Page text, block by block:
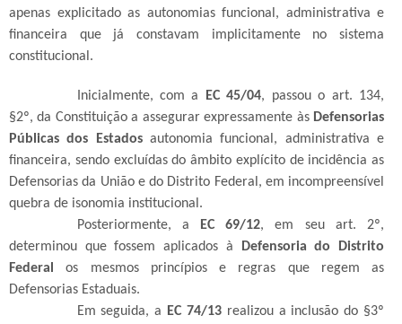
apenas explicitado as autonomias funcional, administrativa e
financeira que já constavam implicitamente no sistema
constitucional.
Inicialmente, com a EC 45/04, passou o art. 134,
§2º, da Constituição a assegurar expressamente às Defensorias
Públicas dos Estadosautonomia funcional, administrativa e
financeira, sendo excluídas do âmbito explícito de incidência as
Defensorias da União e do Distrito Federal, em incompreensível
quebra de isonomia institucional.
Posteriormente, a
EC 69/12, em seu art. 2º,
determinou que fossem aplicados à
Defensoria do Distrito
Federal
os mesmos princípios e regras que regem as
Defensorias Estaduais.
Em seguida, a
EC 74/13realizou a inclusão do §3º